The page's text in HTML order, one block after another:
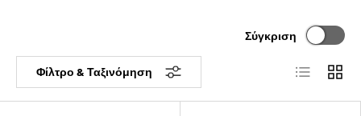
Φίλτρο & Ταξινόμηση
Σύγκριση
Λίστα